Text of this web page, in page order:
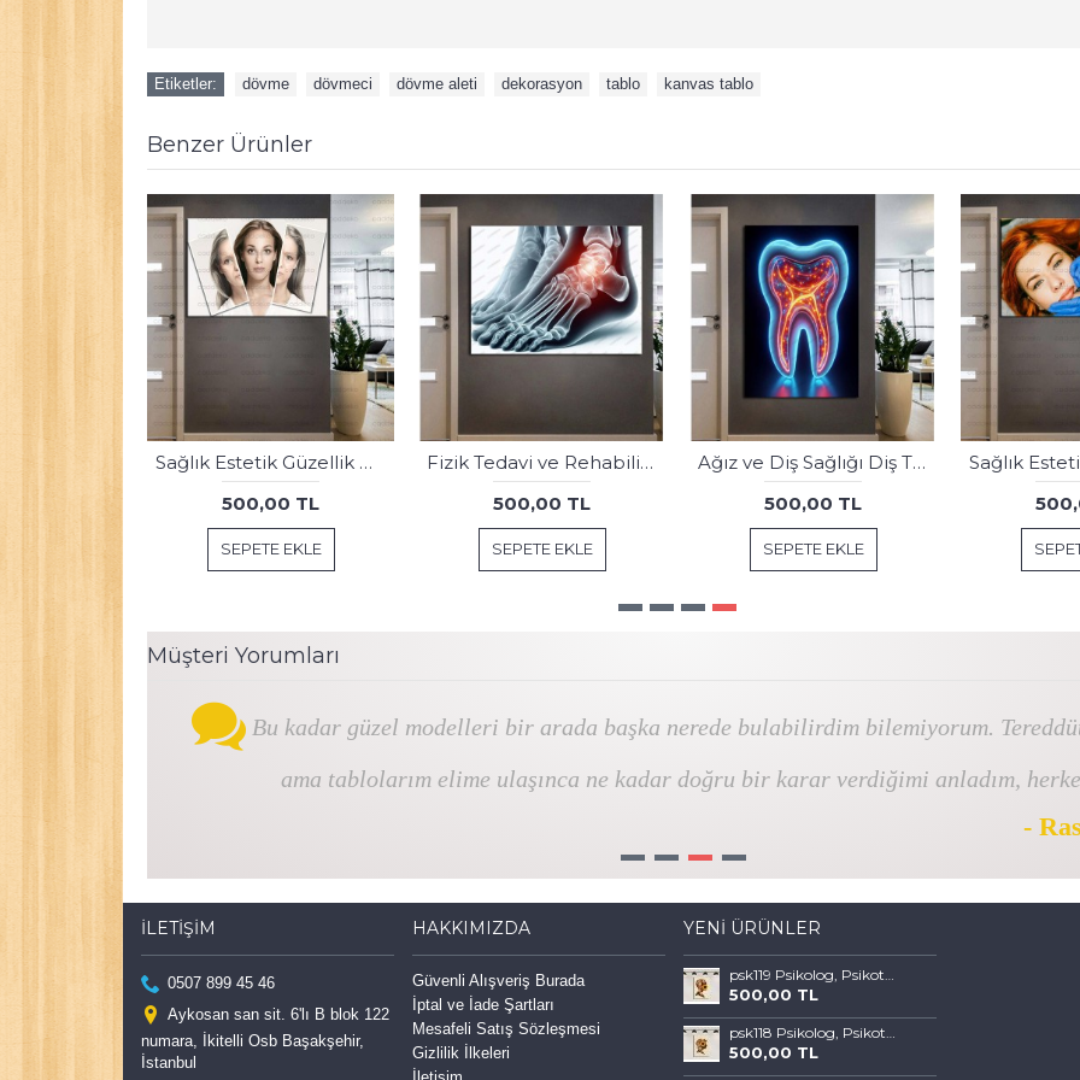
Etiketler: dövme dövmeci dövme aleti dekorasyon tablo kanvas tablo
Benzer Ürünler
1.000,00 TL
SEPETE EKLE
ecz13 Eczane, Eczacı Dekorasyonu Eczacı Simgesi Tablosu
500,00 TL
SEPETE EKLE
Poliklinik Klinik Hastane Dekorasyonu Medikal Hastane Tabloları hst146
500,00 TL
SEPETE EKLE
Müşteri Yorumları
Bu kadar güzel modelleri bir arada başka nerede bulabilirdim bilemiyorum.
ama tablolarım elime ulaşınca ne kadar doğru bir karar verdiğimi anladım,
-
1 2 3 4
İLETIŞIM
0507 899 45 46
Aykosan san sit. 6'lı B blok 122
numara, İkitelli Osb Başakşehir,
İstanbul
HAKKIMIZDA
Güvenli Alışveriş Burada
İptal ve İade Şartları
Mesafeli Satış Sözleşmesi
Gizlilik İlkeleri
YENI ÜRÜNLER
psk119 Psikolog, Psikoterapi ve Psikiyatri Merkezi, Terapi Odası Tablosu Sanatla Terapi
500,00 TL
psk118 Psikolog, Psikoterapi ve Psikiyatri Merkezi, Terapi Odası Tablosu Sanatla Terapi
500,00 TL